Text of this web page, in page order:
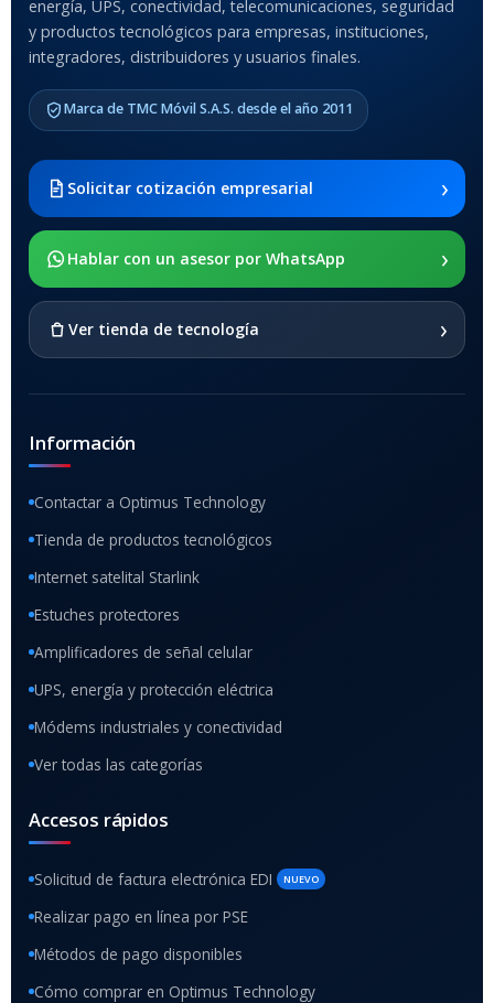
MODELO DE TABLETS
COMPATIBLES
2021 SM-x200 / Samsung
Galaxy Tab A8 10.5 2021 SM-
x205
SOPORTE DE APOYO
energía, UPS, conectividad, telecomunicaciones, seguridad
y productos tecnológicos para empresas, instituciones,
integradores, distribuidores y usuarios finales.
Marca de TMC Móvil S.A.S. desde el año 2011
Solicitar cotización empresarial ›
Hablar con un asesor por WhatsApp ›
Ver tienda de tecnología ›
Información
Contactar a Optimus Technology
Tienda de productos tecnológicos
Internet satelital Starlink
Estuches protectores
Amplificadores de señal celular
UPS, energía y protección eléctrica
Módems industriales y conectividad
Ver todas las categorías
Accesos rápidos
Solicitud de factura electrónica EDI NUEVO
Realizar pago en línea por PSE
Métodos de pago disponibles
Cómo comprar en Optimus Technology